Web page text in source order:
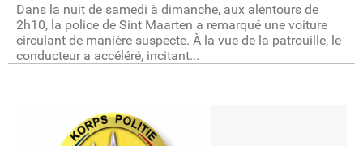
Dans la nuit de samedi à dimanche, aux alentours de
2h10, la police de Sint Maarten a remarqué une voiture
circulant de manière suspecte. À la vue de la patrouille, le
conducteur a accéléré, incitant...